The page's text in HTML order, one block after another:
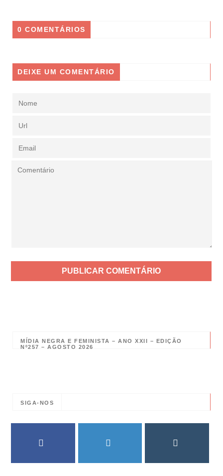
0 COMENTÁRIOS
DEIXE UM COMENTÁRIO
MÍDIA NEGRA E FEMINISTA – ANO XXII – EDIÇÃO
Nº257 – AGOSTO 2026
SIGA-NOS